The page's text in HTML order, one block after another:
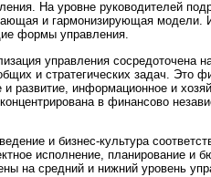
На уровне руководителей
и гармонизирующая модели.
формы управления.
управления сосредоточена
и стратегических задач. Это
развитие, информационное и
в финансово
и бизнес-культура
исполнение, планирование и
на средний и нижний уровень